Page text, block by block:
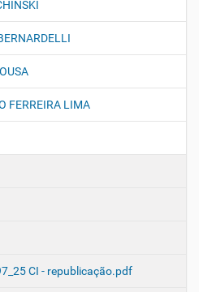
FERREIRA LIMA
CI - republicação.pdf